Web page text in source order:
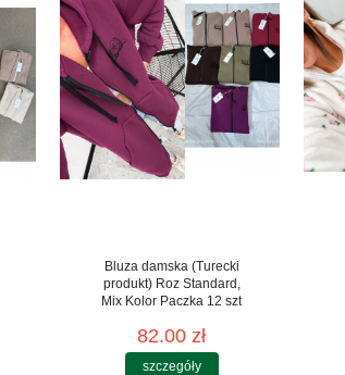
Bluza damska (Turecki
produkt) Roz Standard,
Mix Kolor Paczka 12 szt
82.00 zł
szczegóły